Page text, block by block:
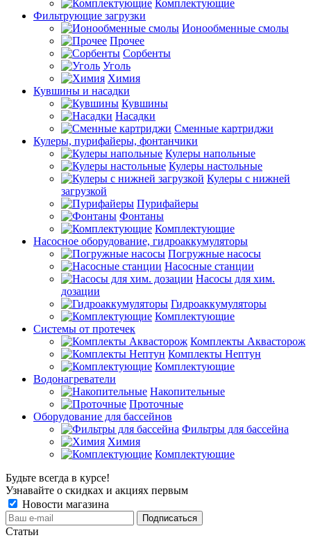
Комплектующие
Фильтрующие загрузки
Ионообменные смолы
Прочее
Сорбенты
Уголь
Химия
Кувшины и насадки
Кувшины
Насадки
Сменные картриджи
Кулеры, пурифайеры, фонтанчики
Кулеры напольные
Кулеры настольные
Кулеры с нижней
загрузкой
Пурифайеры
Фонтаны
Комплектующие
Насосное оборудование, гидроаккумуляторы
Погружные насосы
Насосные станции
Насосы для хим.
дозации
Гидроаккумуляторы
Комплектующие
Системы от протечек
Комплекты Аквасторож
Комплекты Нептун
Комплектующие
Водонагреватели
Накопительные
Проточные
Оборудование для бассейнов
Фильтры для бассейна
Химия
Комплектующие
Будьте всегда в курсе!
Узнавайте о скидках и акциях первым
Новости магазина
Статьи